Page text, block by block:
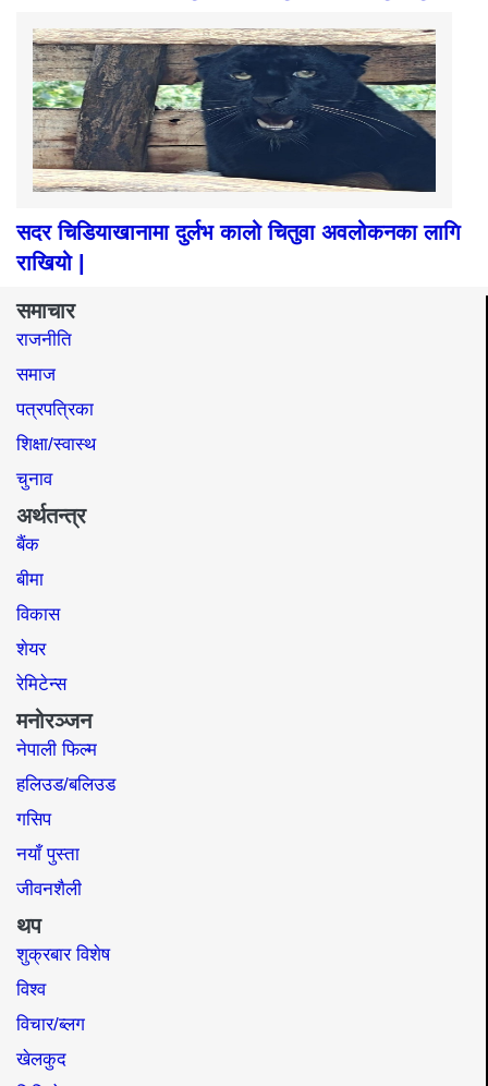
सदर चिडियाखानामा दुर्लभ कालो चितुवा अवलोकनका लागि
राखियो |
समाचार
राजनीति
समाज​
पत्रपत्रिका
शिक्षा/स्वास्थ
चुनाव
अर्थतन्त्र
बैंक
बीमा
विकास
शेयर
रेमिटेन्स
मनोरञ्जन
नेपाली फिल्म
हलिउड/बलिउड
गसिप
नयाँ पुस्ता
जीवनशैली
थप
शुक्रबार विशेष
विश्व
विचार/ब्लग
खेलकुद